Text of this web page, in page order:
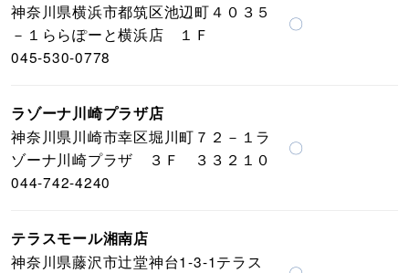
神奈川県横浜市都筑区池辺町４０３５
－１ららぽーと横浜店 １Ｆ
045-530-0778
〇
ラゾーナ川崎プラザ店
神奈川県川崎市幸区堀川町７２－１ラ
ゾーナ川崎プラザ ３Ｆ ３３２１０
044-742-4240
〇
テラスモール湘南店
神奈川県藤沢市辻堂神台1-3-1テラス